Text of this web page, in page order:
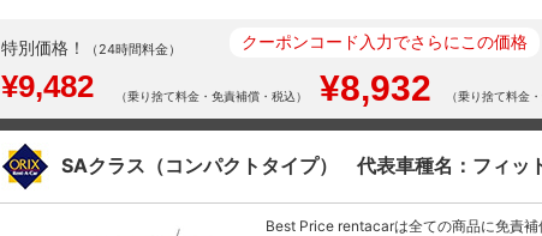
特別価格！ （24時間料金）
¥9,482 （乗り捨て料金・免責補償・税込）
クーポンコード入力でさらにこの価格
¥8,932 （乗り捨て料金
SAクラス（コンパクトタイプ） 代表車種名：フィッ
Best Price rentacarは全ての商品に免責